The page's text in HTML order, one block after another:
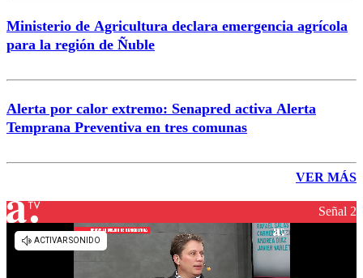
Ministerio de Agricultura declara emergencia agrícola
para la región de Ñuble
Alerta por calor extremo: Senapred activa Alerta
Temprana Preventiva en tres comunas
VER MÁS
Señal 2